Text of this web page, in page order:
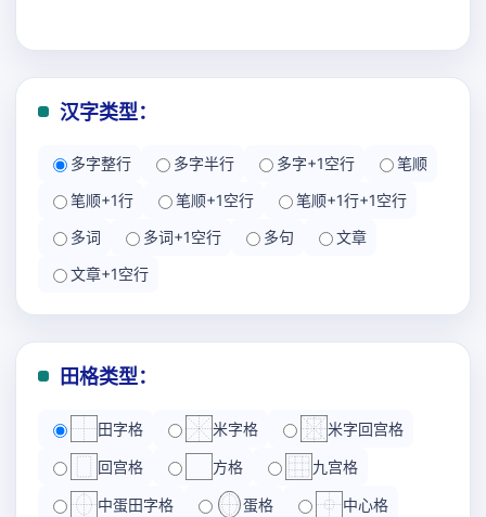
汉字类型：
多字整行 多字半行 多字+1空行
笔顺
笔顺+1行
笔顺+1空行
笔顺+1行+1空行
多词
多词+1空行 多句
文章
文章+1空行
田格类型：
田字格 米字格 米字回宫格
回宫格 方格 九宫格
中蛋田字格 蛋格 中心格